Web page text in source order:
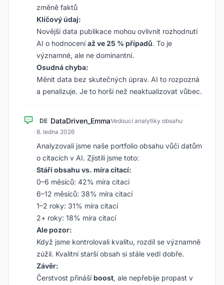
změně faktů
Klíčový údaj:
Novější data publikace mohou ovlivnit rozhodnutí
AI o hodnoceníaž ve 25 % případů. To je
významné, ale ne dominantní.
Osudná chyba:
Měnit data bez skutečných úprav. AI to rozpozná
a penalizuje. Je to horší než neaktualizovat vůbec.
DE DataDriven_EmmaVedoucí analytiky obsahu·
8. ledna 2026
Analyzovali jsme naše portfolio obsahu vůči datům
o citacích v AI. Zjistili jsme toto:
Stáří obsahu vs. míra citací:
0–6 měsíců: 42% míra citací
6–12 měsíců: 38% míra citací
1–2 roky: 31% míra citací
2+ roky: 18% míra citací
Ale pozor:
Když jsme kontrolovali kvalitu, rozdíl se významně
zúžil. Kvalitní starší obsah si stále vedl dobře.
Závěr:
Čerstvost přinášíboost, ale nepřebije propast v